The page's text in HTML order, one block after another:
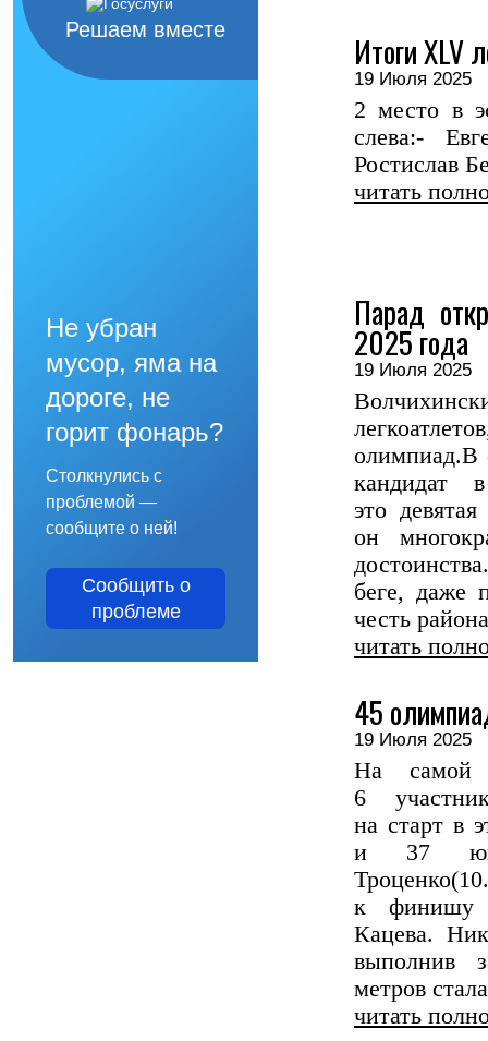
Решаем вместе
Не убран
мусор, яма на
дороге, не
горит фонарь?
Столкнулись с
проблемой —
сообщите о ней!
Сообщить о
проблеме
Итоги XLV
19 Июля
2 место в
слева:-
Ростислав
читать
Парад
2025 года
19 Июля
олимпиад.В
кандидат
это
он
беге, даже
честь
читать
45
19 Июля
На самой
6
на старт в
и 37
к финишу
Кацева.
выполнив
метров
читать